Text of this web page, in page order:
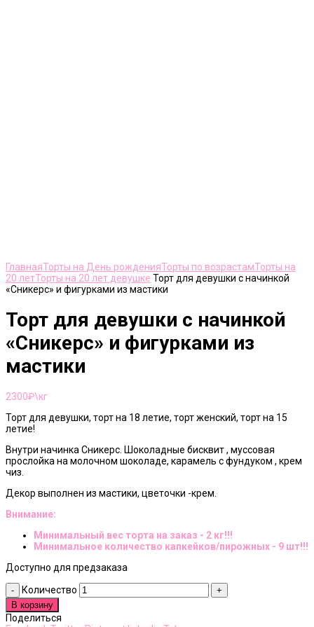
ГлавнаяТорты на День рожденияТорты по возрастамТорты на
20 летТорты на 20 лет девушке Торт для девушки с начинкой
«Сникерс» и фигурками из мастики
Торт для девушки с начинкой
«Сникерс» и фигурками из
мастики
2300₽\кг
Торт для девушки, торт на 18 летие, торт женский, торт на 15
летие!
Внутри начинка Сникерс. Шоколадные бисквит , муссовая
прослойка на молочном шоколаде, карамель с фундуком , крем
чиз.
Декор выполнен из мастики, цветочки -крем.
Внимание:
Минимальный вес торта на заказ - 2 кг!!!
Минимальное количество капкейков/пирожных - 9 шт!!!
Доступно для предзаказа
Количество
В корзину
Поделиться